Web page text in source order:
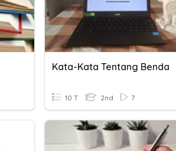
Kata-Kata Tentang Benda
10 T 2nd 7